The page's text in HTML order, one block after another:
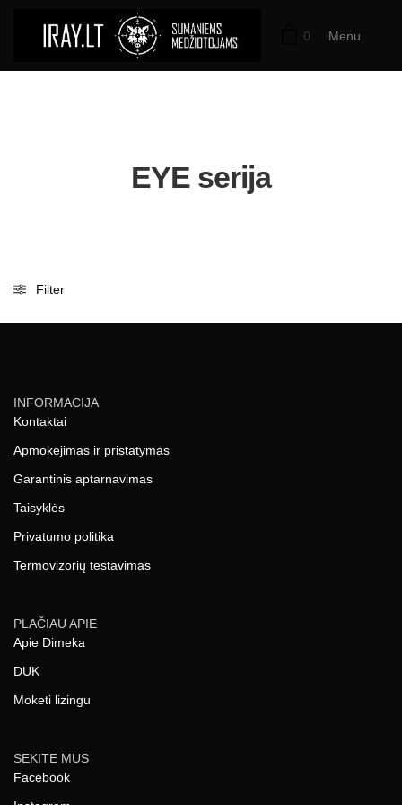
0
Menu
EYE serija
Filter
INFORMACIJA
Kontaktai
Apmokėjimas ir pristatymas
Garantinis aptarnavimas
Taisyklės
Privatumo politika
Termovizorių testavimas
PLAČIAU APIE
Apie Dimeka
DUK
Moketi lizingu
SEKITE MUS
Facebook